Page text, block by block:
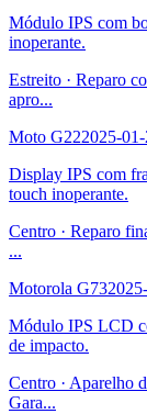
Módulo IPS com
inoperante.
Estreito · Reparo
apro...
Moto G222025-
Display IPS com
touch inoperante.
Centro · Reparo
...
Motorola G73
Módulo IPS LCD
de impacto.
Centro · Aparelho
Gara...